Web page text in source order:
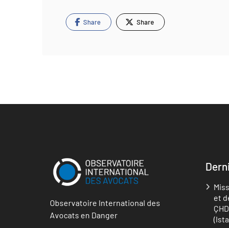
Share Share
Observatoire International des
Avocats en Danger
et